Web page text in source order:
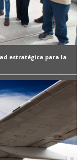
estratégica para la